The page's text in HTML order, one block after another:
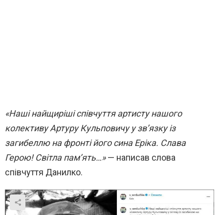
«Наші найщиріші співчуття артисту нашого
колективу Артуру Кульповичу у зв’язку із
загибеллю на фронті його сина Еріка. Слава
Герою! Світла пам’ять…»— написав слова
співчуття Данилко.